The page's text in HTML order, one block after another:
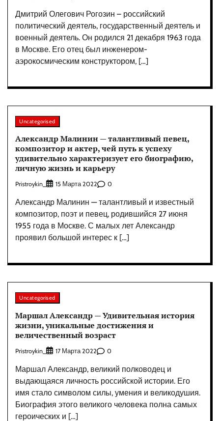
Дмитрий Олегович Рогозин – российский
политический деятель, государственный деятель и
военный деятель. Он родился 21 декабря 1963 года
в Москве. Его отец был инженером-
аэрокосмическим конструктором, […]
Uncategorised
Александр Малинин — талантливый певец,
композитор и актер, чей путь к успеху
удивительно характеризует его биографию,
личную жизнь и карьеру
Pristroykin_ 15 Марта 2022 0
Александр Малинин — талантливый и известный
композитор, поэт и певец, родившийся 27 июня
1955 года в Москве. С малых лет Александр
проявил большой интерес к […]
Uncategorised
Маршал Александр — Удивительная история
жизни, уникальные достижения и
величественный возраст
Pristroykin_ 17 Марта 2022 0
Маршал Александр, великий полководец и
выдающаяся личность российской истории. Его
имя стало символом силы, умения и великодушия.
Биография этого великого человека полна самых
героических и […]